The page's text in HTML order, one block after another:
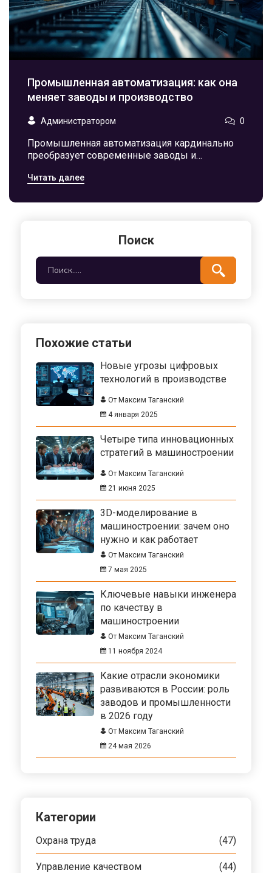
Промышленная автоматизация: как она
меняет заводы и производство
Администратором 0
Промышленная автоматизация кардинально
преобразует современные заводы и
применение передовых технологий, таких как
повышения эффективности и качества
снижаются издержки и минимизируется
Статья раскрывает важность и преимущества
автоматизации в контексте модернизации
Читать далее
Поиск
Похожие статьи
Новые угрозы цифровых
технологий в производстве
От Максим Таганский
4 января 2025
Четыре типа инновационных
стратегий в машиностроении
От Максим Таганский
21 июня 2025
3D-моделирование в
машиностроении: зачем оно
нужно и как работает
От Максим Таганский
7 мая 2025
Ключевые навыки инженера
по качеству в
машиностроении
От Максим Таганский
11 ноября 2024
Какие отрасли экономики
развиваются в России: роль
заводов и промышленности
в 2026 году
От Максим Таганский
24 мая 2026
Категории
Охрана труда (47)
Управление качеством (44)